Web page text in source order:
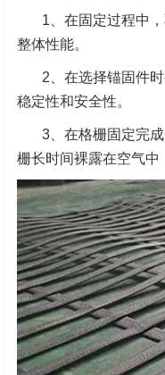
1、在固定过程中
整体性能。
2、在选择锚固件
稳定性和安全性。
3、在格栅固定完
栅长时间裸露在空气中